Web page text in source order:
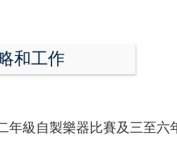
和工作
年級自製樂器比賽及三至六